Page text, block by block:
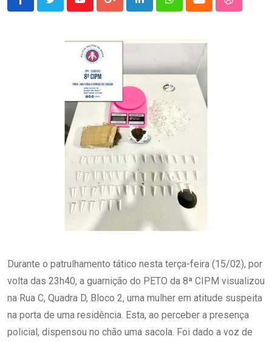
YoutubeGoogle+LinkedInWhatsappCloud
Durante o patrulhamento tático nesta terça-feira (15/02), por
volta das 23h40, a guarnição do PETO da 8ª CIPM visualizou
na Rua C, Quadra D, Bloco 2, uma mulher em atitude suspeita
na porta de uma residência. Esta, ao perceber a presença
policial, dispensou no chão uma sacola. Foi dado a voz de